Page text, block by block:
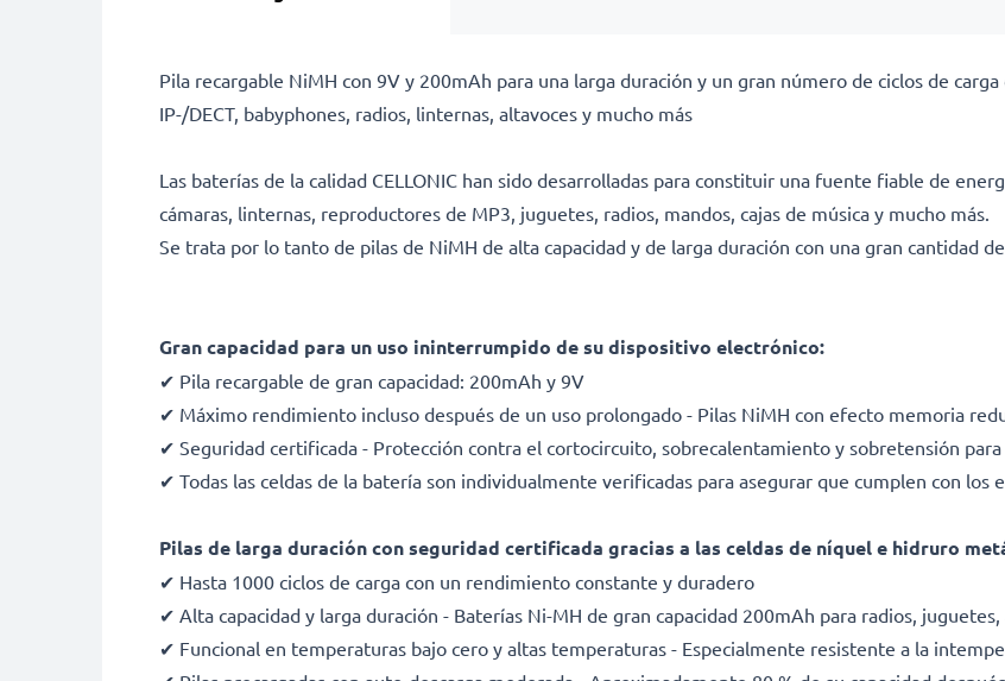
Pila recargable NiMH con 9V y 200mAh para una larga duración y un gran número de ciclos de
IP-/DECT, babyphones, radios, linternas, altavoces y mucho más
Las baterías de la calidad CELLONIC han sido desarrolladas para constituir una fuente fiable de
cámaras, linternas, reproductores de MP3, juguetes, radios, mandos, cajas de música y mucho más.
Se trata por lo tanto de pilas de NiMH de alta capacidad y de larga duración con una gran cantidad
Gran capacidad para un uso ininterrumpido de su dispositivo electrónico:
✔ Pila recargable de gran capacidad: 200mAh y 9V
✔ Máximo rendimiento incluso después de un uso prolongado - Pilas NiMH con efecto memoria
✔ Seguridad certificada - Protección contra el cortocircuito, sobrecalentamiento y sobretensión
✔ Todas las celdas de la batería son individualmente verificadas para asegurar que cumplen con los
Pilas de larga duración con seguridad certificada gracias a las celdas de níquel e hidruro
✔ Hasta 1000 ciclos de carga con un rendimiento constante y duradero
✔ Alta capacidad y larga duración - Baterías Ni-MH de gran capacidad 200mAh para radios,
✔ Funcional en temperaturas bajo cero y altas temperaturas - Especialmente resistente a la